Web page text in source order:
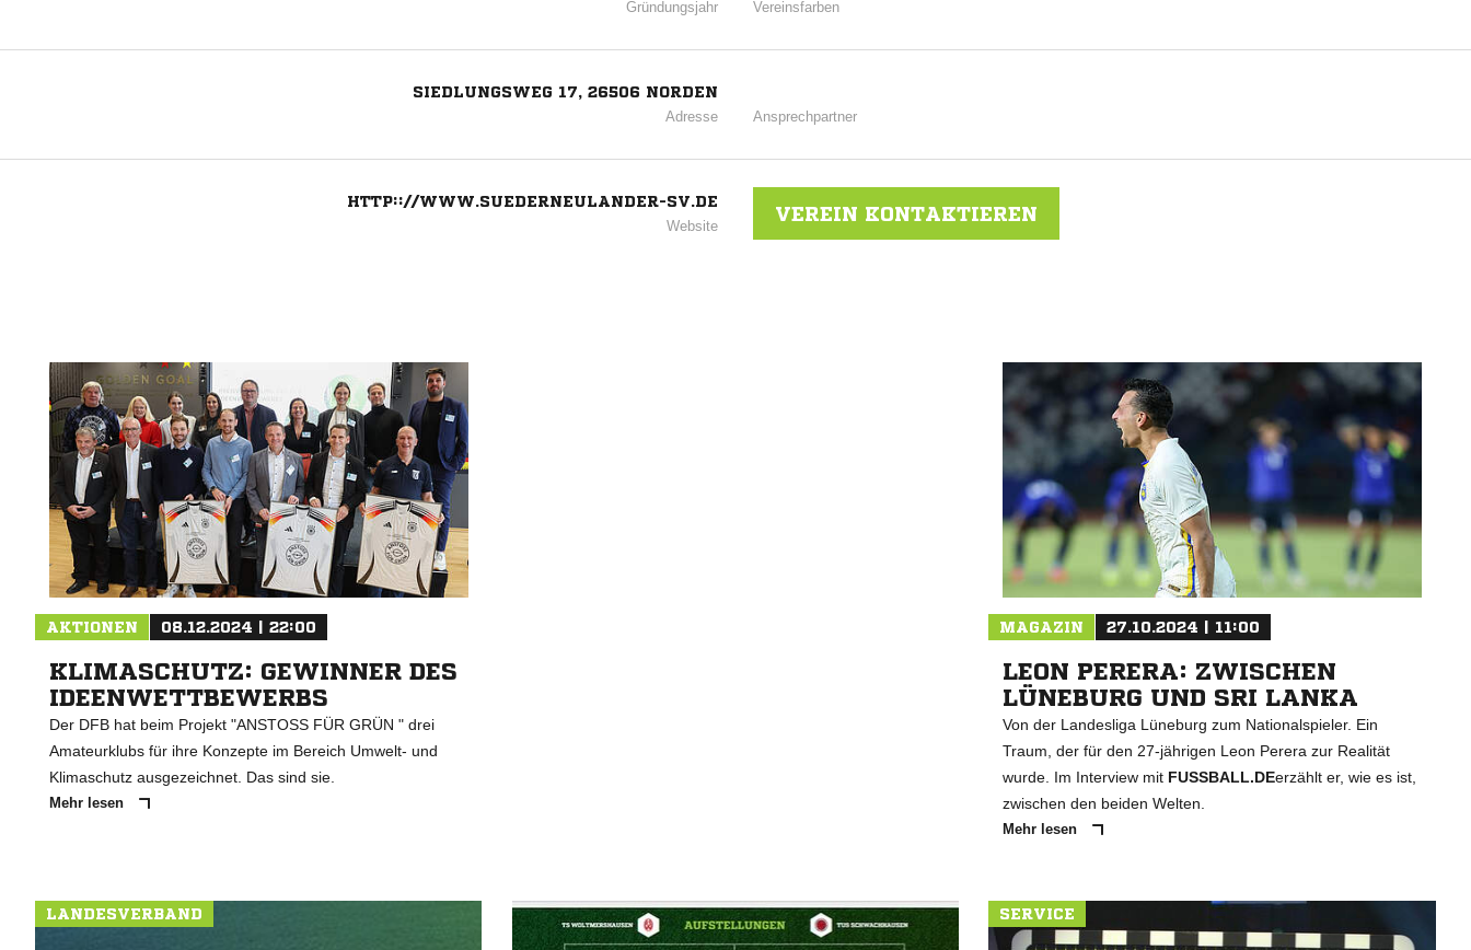
Gründungsjahr Vereinsfarben
SIEDLUNGSWEG 17, 26506 NORDEN
Adresse Ansprechpartner
HTTP:://WWW.SUEDERNEULANDER-SV.DE
Website
VEREIN KONTAKTIEREN
AKTIONEN 08.12.2024 | 22:00
KLIMASCHUTZ: GEWINNER DES
IDEENWETTBEWERBS
Der DFB hat beim Projekt "ANSTOSS FÜR GRÜN " drei
Amateurklubs für ihre Konzepte im Bereich Umwelt- und
Klimaschutz ausgezeichnet. Das sind sie.
Mehr lesen
MAGAZIN 27.10.2024 | 11:00
LEON PERERA: ZWISCHEN
LÜNEBURG UND SRI LANKA
Von der Landesliga Lüneburg zum Nationalspieler. Ein
Traum, der für den 27-jährigen Leon Perera zur Realität
wurde. Im Interview mit FUSSBALL.DEerzählt er, wie es ist,
zwischen den beiden Welten.
Mehr lesen
LANDESVERBAND SERVICE